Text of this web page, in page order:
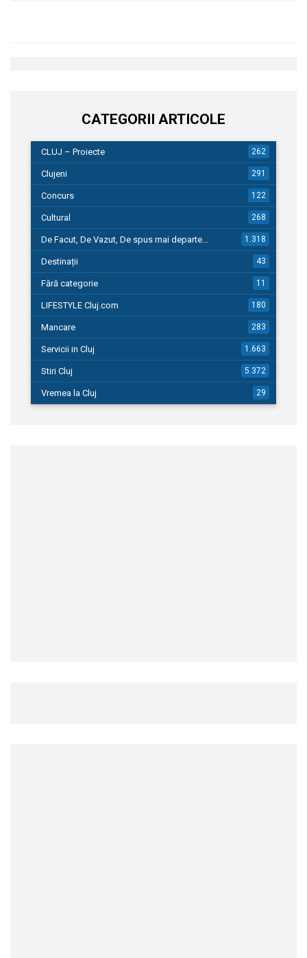
CATEGORII ARTICOLE
CLUJ – Proiecte 262
Clujeni 291
Concurs 122
Cultural 268
De Facut, De Vazut, De spus mai departe… 1.318
Destinații 43
Fără categorie 11
LIFESTYLE Cluj.com 180
Mancare 283
Servicii in Cluj 1.663
Stiri Cluj 5.372
Vremea la Cluj 29